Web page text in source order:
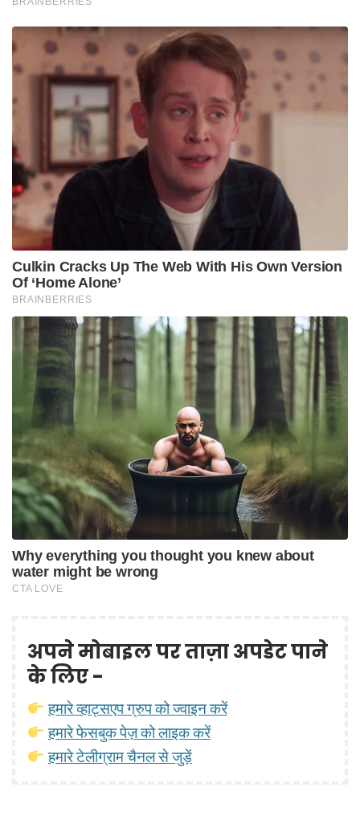
अपने मोबाइल पर ताज़ा अपडेट पाने
के लिए -
हमारे व्हाट्सएप ग्रुप को ज्वाइन करें
हमारे फेसबुक पेज़ को लाइक करें
हमारे टेलीग्राम चैनल से जुड़ें